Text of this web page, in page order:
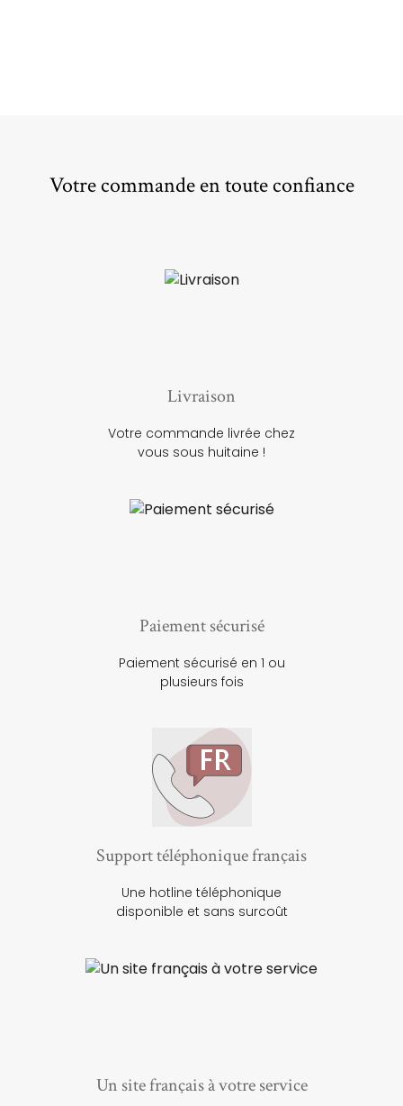
Votre commande en toute confiance
Livraison
Votre commande livrée chez
vous sous huitaine !
Paiement sécurisé
Paiement sécurisé en 1 ou
plusieurs fois
Support téléphonique français
Une hotline téléphonique
disponible et sans surcoût
Un site français à votre service